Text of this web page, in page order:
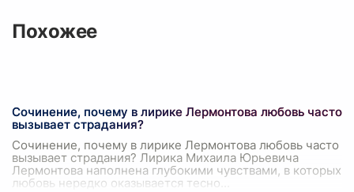
Похожее
Сочинение, почему в лирике Лермонтова любовь часто
вызывает страдания?
Сочинение, почему в лирике Лермонтова любовь часто
вызывает страдания? Лирика Михаила Юрьевича
Лермонтова наполнена глубокими чувствами, в которых
любовь нередко оказывается тесно